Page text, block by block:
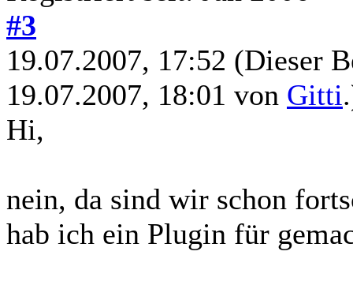
#3
19.07.2007, 17:52 (Dieser
19.07.2007, 18:01 von Gitti
Hi,
nein, da sind wir schon
hab ich ein Plugin für